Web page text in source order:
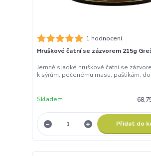
1 hodnocení
Hruškové čatní se zázvorem 215g
Jemně sladké hruškové čatní se
k sýrům, pečenému masu, paštikám,
Skladem
Přidat do